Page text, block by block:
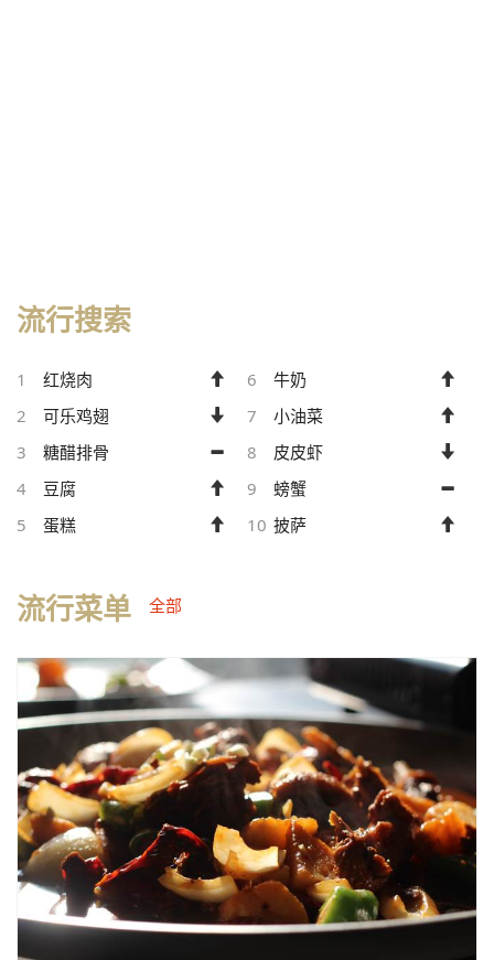
流行搜索
1
红烧肉
2
可乐鸡翅
3
糖醋排骨
4
豆腐
5
蛋糕
6
牛奶
7
小油菜
8
皮皮虾
9
螃蟹
10 披萨
流行菜单 全部